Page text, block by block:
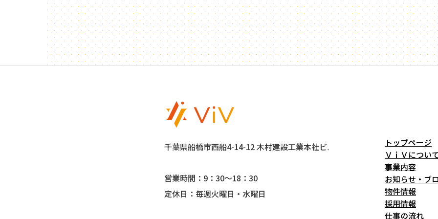
千葉県船橋市西船4-14-12 木村建設工業本社ビル5階
営業時間：9：30～18：30
定休日：毎週火曜日・水曜日
トップページ
ＶｉＶについ
事業内容
お知らせ・ブ
物件情報
採用情報
仕事の流れ